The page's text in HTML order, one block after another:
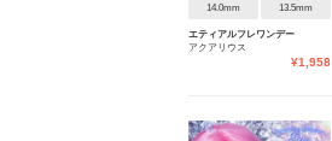
14.0mm 13.5mm
エティアルフレワンデー
アクアリウス
¥1,958